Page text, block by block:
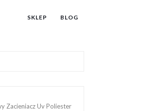
SKLEP BLOG
Zacieniacz Uv Poliester